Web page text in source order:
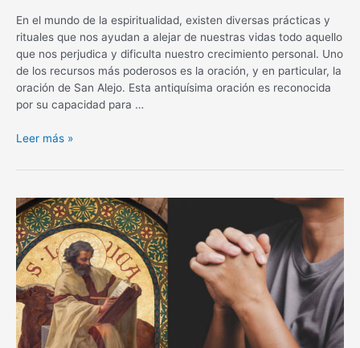
En el mundo de la espiritualidad, existen diversas prácticas y
rituales que nos ayudan a alejar de nuestras vidas todo aquello
que nos perjudica y dificulta nuestro crecimiento personal. Uno
de los recursos más poderosos es la oración, y en particular, la
oración de San Alejo. Esta antiquísima oración es reconocida
por su capacidad para …
La
oración
San
Alejo
para
separar
y
alejar
todo
lo
negativo.
Leer más »